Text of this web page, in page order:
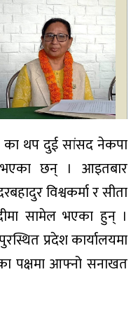
का थप दुई सांसद नेकपा
छन् । आइतबार
विश्वकर्मा र सीता
सामेल भएका हुन् ।
प्रदेश कार्यालयमा
पक्षमा आफ्नो सनाखत